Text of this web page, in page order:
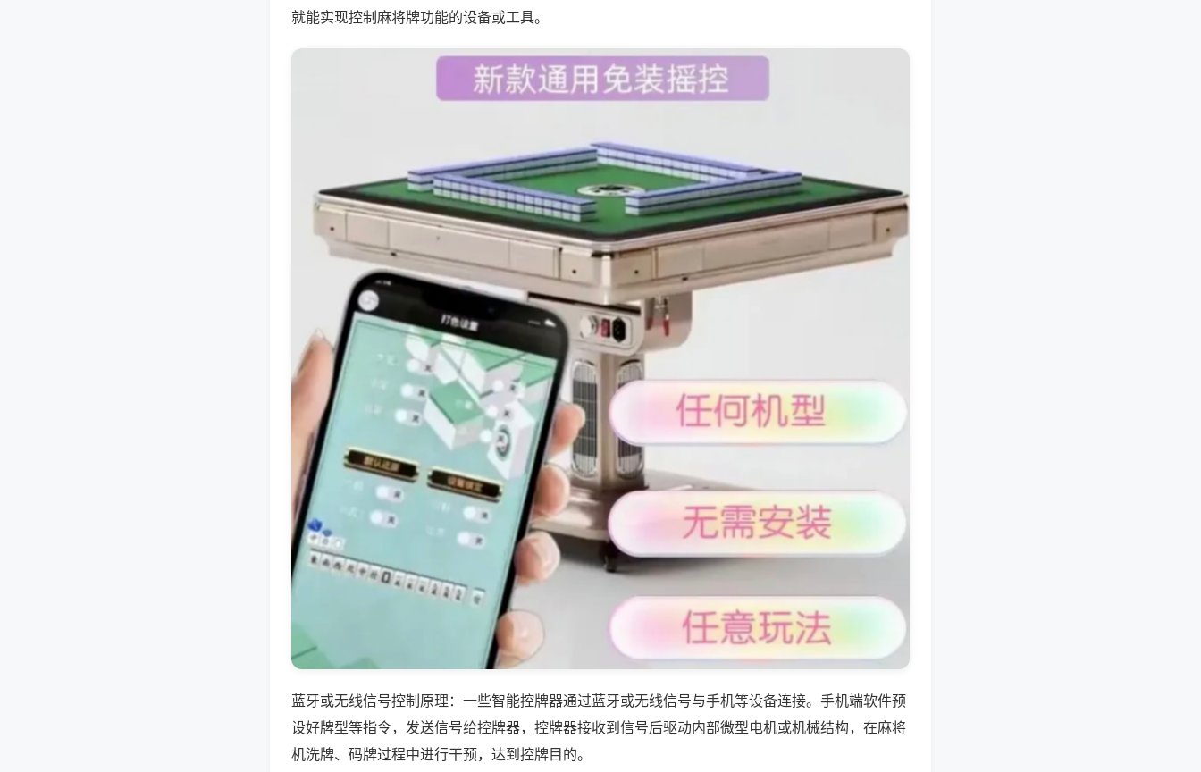
就能实现控制麻将牌功能的设备或工具。
蓝牙或无线信号控制原理：一些智能控牌器通过蓝牙或无线信号与手机等设备连接。手机端软件预
设好牌型等指令，发送信号给控牌器，控牌器接收到信号后驱动内部微型电机或机械结构，在麻将
机洗牌、码牌过程中进行干预，达到控牌目的。